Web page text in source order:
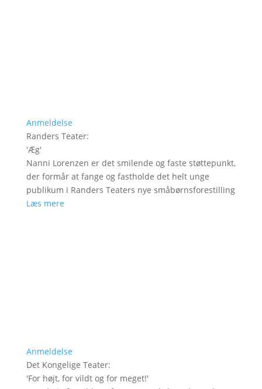
Anmeldelse
Randers Teater:
'Æg'
Nanni Lorenzen er det smilende og faste støttepunkt,
der formår at fange og fastholde det helt unge
publikum i Randers Teaters nye småbørnsforestilling
Læs mere
Anmeldelse
Det Kongelige Teater:
'For højt, for vildt og for meget!'